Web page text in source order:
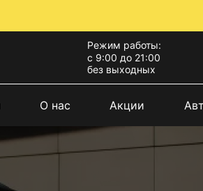
Режим работы:
с 9:00 до 21:00
без выходных
О нас Акции